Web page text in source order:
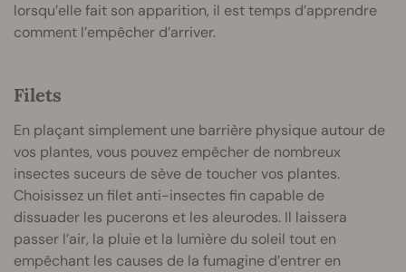
lorsqu’elle fait son apparition, il est temps d’apprendre
comment l’empêcher d’arriver.
Filets
En plaçant simplement une barrière physique autour de
vos plantes, vous pouvez empêcher de nombreux
insectes suceurs de sève de toucher vos plantes.
Choisissez un filet anti-insectes fin capable de
dissuader les pucerons et les aleurodes. Il laissera
passer l’air, la pluie et la lumière du soleil tout en
empêchant les causes de la fumagine d’entrer en